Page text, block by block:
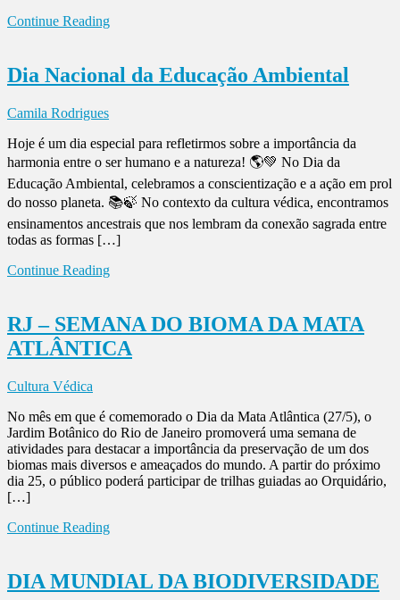
Continue Reading
Dia Nacional da Educação Ambiental
Camila Rodrigues
Hoje é um dia especial para refletirmos sobre a importância da
harmonia entre o ser humano e a natureza! 🌎💚 No Dia da
Educação Ambiental, celebramos a conscientização e a ação em prol
do nosso planeta. 📚🍃 No contexto da cultura védica, encontramos
ensinamentos ancestrais que nos lembram da conexão sagrada entre
todas as formas […]
Continue Reading
RJ – SEMANA DO BIOMA DA MATA
ATLÂNTICA
Cultura Védica
No mês em que é comemorado o Dia da Mata Atlântica (27/5), o
Jardim Botânico do Rio de Janeiro promoverá uma semana de
atividades para destacar a importância da preservação de um dos
biomas mais diversos e ameaçados do mundo. A partir do próximo
dia 25, o público poderá participar de trilhas guiadas ao Orquidário,
[…]
Continue Reading
DIA MUNDIAL DA BIODIVERSIDADE